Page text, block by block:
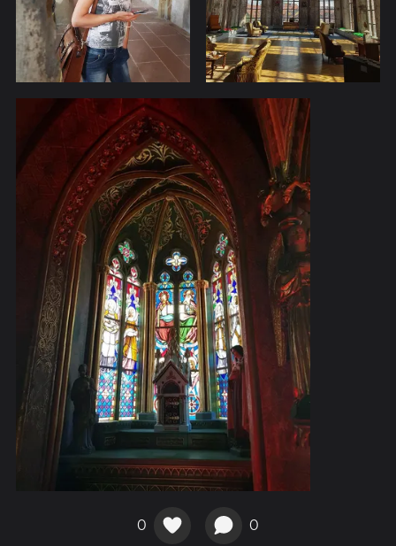
0 0